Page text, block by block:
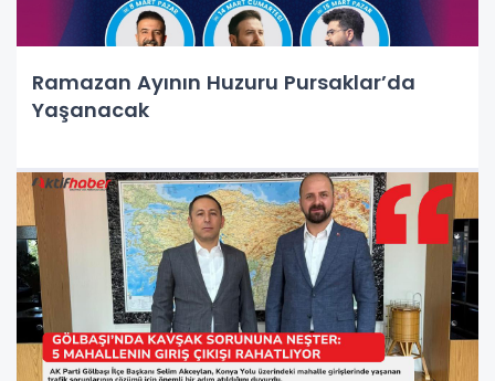
Ramazan Ayının Huzuru Pursaklar’da
Yaşanacak